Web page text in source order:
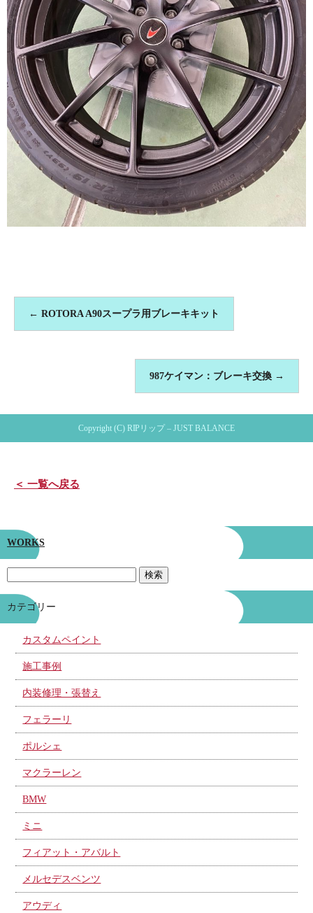
← ROTORA A90スープラ用ブレーキキット
987ケイマン：ブレーキ交換 →
Copyright (C) RIPリップ – JUST BALANCE
＜ 一覧へ戻る
WORKS
カテゴリー
カスタムペイント
施工事例
内装修理・張替え
フェラーリ
ポルシェ
マクラーレン
BMW
ミニ
フィアット・アバルト
メルセデスベンツ
アウディ